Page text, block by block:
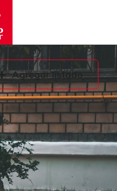
Agregar listado